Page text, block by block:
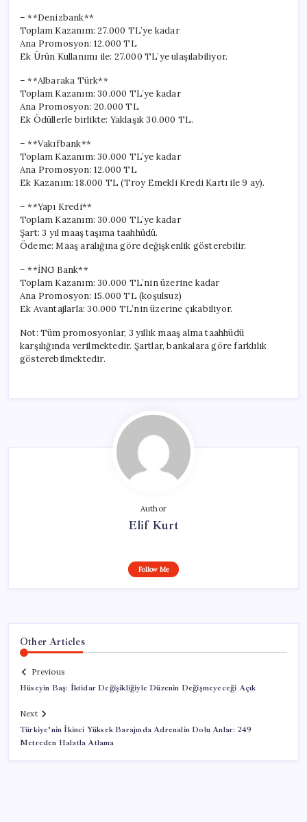
– **Denizbank**
Toplam Kazanım: 27.000 TL’ye kadar
Ana Promosyon: 12.000 TL
Ek Ürün Kullanımı ile: 27.000 TL’ye ulaşılabiliyor.
– **Albaraka Türk**
Toplam Kazanım: 30.000 TL’ye kadar
Ana Promosyon: 20.000 TL
Ek Ödüllerle birlikte: Yaklaşık 30.000 TL.
– **Vakıfbank**
Toplam Kazanım: 30.000 TL’ye kadar
Ana Promosyon: 12.000 TL
Ek Kazanım: 18.000 TL (Troy Emekli Kredi Kartı ile 9 ay).
– **Yapı Kredi**
Toplam Kazanım: 30.000 TL’ye kadar
Şart: 3 yıl maaş taşıma taahhüdü.
Ödeme: Maaş aralığına göre değişkenlik gösterebilir.
– **İNG Bank**
Toplam Kazanım: 30.000 TL’nin üzerine kadar
Ana Promosyon: 15.000 TL (koşulsuz)
Ek Avantajlarla: 30.000 TL’nin üzerine çıkabiliyor.
Not: Tüm promosyonlar, 3 yıllık maaş alma taahhüdü
karşılığında verilmektedir. Şartlar, bankalara göre farklılık
gösterebilmektedir.
Author
Elif Kurt
Follow Me
Other Articles
Previous
Hüseyin Baş: İktidar Değişikliğiyle Düzenin Değişmeyeceği Açık
Next
Türkiye’nin İkinci Yüksek Barajında Adrenalin Dolu Anlar: 249
Metreden Halatla Atlama